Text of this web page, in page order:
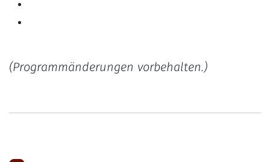
(Programmänderungen vorbehalten.)